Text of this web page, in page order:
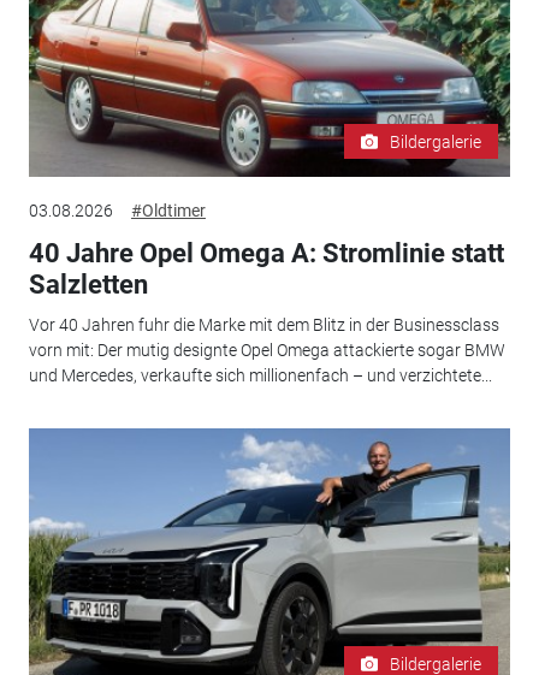
Bildergalerie
03.08.2026 #Oldtimer
40 Jahre Opel Omega A: Stromlinie statt
Salzletten
Vor 40 Jahren fuhr die Marke mit dem Blitz in der Businessclass
vorn mit: Der mutig designte Opel Omega attackierte sogar BMW
und Mercedes, verkaufte sich millionenfach – und verzichtete...
Bildergalerie